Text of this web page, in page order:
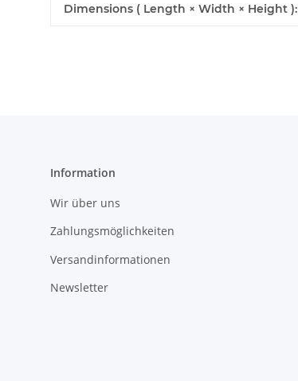
Dimensions ( Length × Width × Height ):
Information
Wir über uns
Zahlungsmöglichkeiten
Versandinformationen
Newsletter